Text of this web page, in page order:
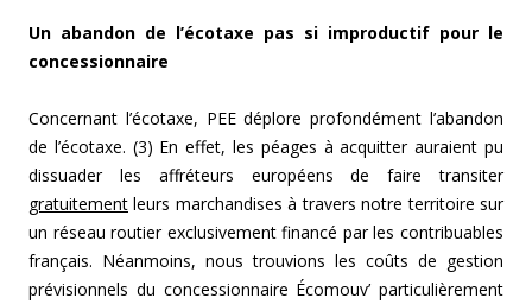
Un abandon de l’écotaxe pas si improductif pour le
concessionnaire
Concernant l’écotaxe, PEE déplore profondément l’abandon
de l’écotaxe. (3) En effet, les péages à acquitter auraient pu
dissuader les affréteurs européens de faire transiter
gratuitement leurs marchandises à travers notre territoire sur
un réseau routier exclusivement financé par les contribuables
français. Néanmoins, nous trouvions les coûts de gestion
prévisionnels du concessionnaire Écomouv’ particulièrement